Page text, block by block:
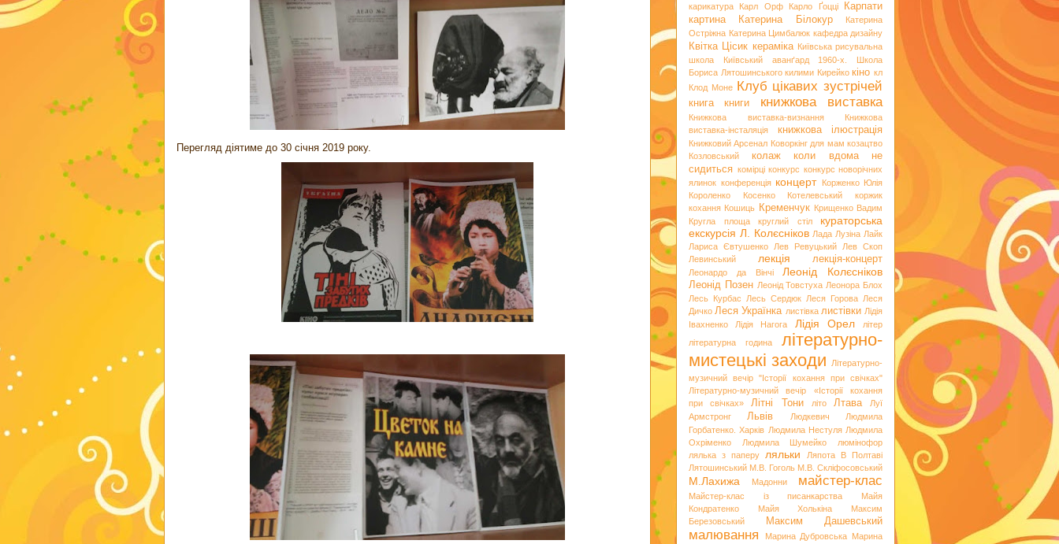
Перегляд діятиме до 30 січня 2019 року.
карикатура
Карл Орф Карло Ґоцці
Карпати
картина
Катерина Білокур
Катерина
Остріжна Катерина Цимбалюк кафедра дизайну
Квітка Цісик кераміка Київська рисувальна
школа
Київський аванґард 1960-х. Школа
Бориса Лятошинського килими Кирейко кіно кл
Клод Моне
Клуб цікавих зустрічей
книга книги книжкова виставка
Книжкова виставка-визнання
Книжкова
виставка-інсталяція
книжкова ілюстрація
Книжковий Арсенал Коворкінг для мам козацтво
Козловський
колаж
коли вдома не
сидиться комірці конкурс конкурс новорічних
ялинок конференція концерт
Корженко Юлія
Короленко
Косенко
Котелевський коржик
кохання Кошиць Кременчук Крищенко Вадим
Кругла площа
круглий стіл
кураторська
екскурсія Л. Колєсніков Лада Лузіна Лайк
Лариса Євтушенко
Лев Ревуцький
Лев Скоп
Левинський
лекція лекція-концерт
Леонардо да Вінчі Леонід Колєсніков
Леонід Позен Леонід Товстуха Леонора Блох
Лесь Курбас
Лесь Сердюк Леся Горова Леся
Дичко Леся Українка листівка листівки Лідія
Івахненко
Лідія Нагога Лідія Орел
літер
літературна година
літературно-
мистецькі заходи
Літературно-
музичний вечір "Історії кохання при свічках"
Літературно-музичний вечір «Історії кохання
при свічках»
Літні Тони літо Лтава
Луї
Армстронг
Львів Людкевич
Людмила
Горбатенко. Харків Людмила Нестуля Людмила
Охріменко
Людмила Шумейко
люмінофор
лялька з паперу
ляльки
Ляпота В Полтаві
Лятошинський М.В. Гоголь М.В. Скліфосовський
М.Лахижа Мадонни майстер-клас
Майстер-клас із писанкарства
Майя
Кондратенко
Майя Холькіна
Максим
Березовський
Максим Дашевський
малювання Марина Дубровська Марина